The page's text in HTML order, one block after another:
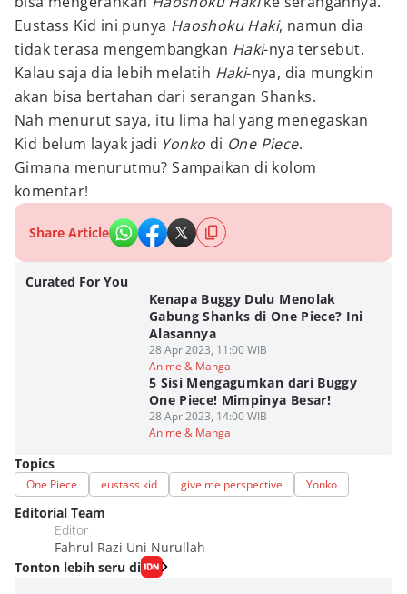
Eustass Kid ini punya Haoshoku Haki, namun dia
tidak terasa mengembangkan Haki-nya tersebut.
Kalau saja dia lebih melatih Haki-nya, dia mungkin
akan bisa bertahan dari serangan Shanks.
Nah menurut saya, itu lima hal yang menegaskan
Kid belum layak jadi Yonko di One Piece.
Gimana menurutmu? Sampaikan di kolom
komentar!
Share Article
Curated For You
Kenapa Buggy Dulu Menolak
Gabung Shanks di One Piece? Ini
Alasannya
28 Apr 2023, 11:00 WIB
Anime & Manga
5 Sisi Mengagumkan dari Buggy
One Piece! Mimpinya Besar!
28 Apr 2023, 14:00 WIB
Anime & Manga
Topics
One Piece eustass kid give me perspective Yonko
Editorial Team
Editor
Fahrul Razi Uni Nurullah
Tonton lebih seru di